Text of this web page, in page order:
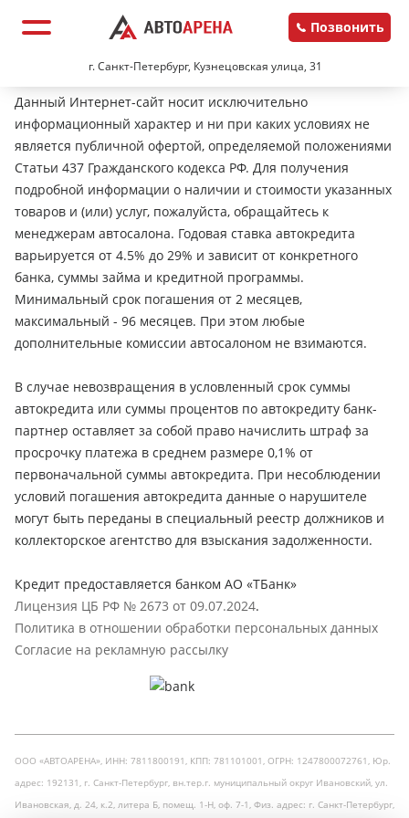
г. Санкт-Петербург, Кузнецовская улица, 31
Позвонить
Данный Интернет-сайт носит исключительно
информационный характер и ни при каких условиях не
является публичной офертой, определяемой положениями
Статьи 437 Гражданского кодекса РФ. Для получения
подробной информации о наличии и стоимости указанных
товаров и (или) услуг, пожалуйста, обращайтесь к
менеджерам автосалона. Годовая ставка автокредита
варьируется от 4.5% до 29% и зависит от конкретного
банка, суммы займа и кредитной программы.
Минимальный срок погашения от 2 месяцев,
максимальный - 96 месяцев. При этом любые
дополнительные комиссии автосалоном не взимаются.
В случае невозвращения в условленный срок суммы
автокредита или суммы процентов по автокредиту банк-
партнер оставляет за собой право начислить штраф за
просрочку платежа в среднем размере 0,1% от
первоначальной суммы автокредита. При несоблюдении
условий погашения автокредита данные о нарушителе
могут быть переданы в специальный реестр должников и
коллекторское агентство для взыскания задолженности.
Кредит предоставляется банком АО «ТБанк»
Лицензия ЦБ РФ № 2673 от 09.07.2024.
Политика в отношении обработки персональных данных
Согласие на рекламную рассылку
ООО «АВТОАРЕНА», ИНН: 7811800191, КПП: 781101001, ОГРН: 1247800072761, Юр.
адрес: 192131, г. Санкт-Петербург, вн.тер.г. муниципальный округ Ивановский, ул.
Ивановская, д. 24, к.2, литера Б, помещ. 1-Н, оф. 7-1, Физ. адрес: г. Санкт-Петербург,